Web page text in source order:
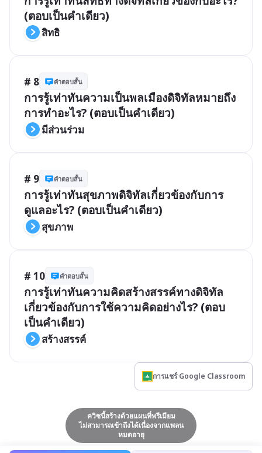
(ตอบเป็นคำเดียว)
สิทธิ
# 8 คำตอบสั้น
การรู้เท่าทันความเป็นพลเมืองดิจิทัลหมายถึง
การทำอะไร? (ตอบเป็นคำเดียว)
มีส่วนร่วม
# 9 คำตอบสั้น
การรู้เท่าทันสุขภาพดิจิทัลเกี่ยวข้องกับการ
ดูแลอะไร? (ตอบเป็นคำเดียว)
สุขภาพ
# 10 คำตอบสั้น
การรู้เท่าทันความคิดสร้างสรรค์ทางดิจิทัล
เกี่ยวข้องกับการใช้ความคิดอย่างไร? (ตอบ
เป็นคำเดียว)
สร้างสรรค์
การแชร์ Google Classroom
ควิซนี้สร้างด้วยแผนที่พรีเมียม
ไม่สามารถเข้าถึงได้เนื่องจากแพลน
หมดอายุ